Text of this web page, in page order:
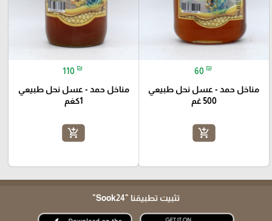
60 ₪
مناخل حمد - عسل نحل طبيعي
500 غم
add_shopping_cart
110 ₪
مناخل حمد - عسل نحل طبيعي
1كغم
add_shopping_cart
تثبيت تطبيقنا "Sook24"